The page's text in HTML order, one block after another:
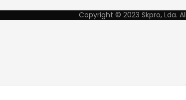
Copyright © 2023 Skpro, Lda.